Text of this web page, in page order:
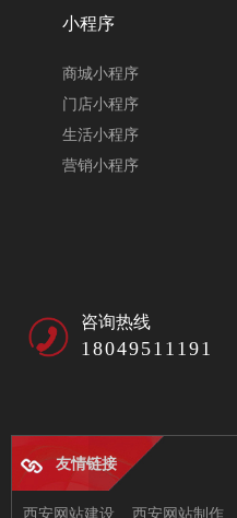
小程序
商城小程序
门店小程序
生活小程序
营销小程序
咨询热线
18049511191
友情链接
西安网站建设 西安网站制作